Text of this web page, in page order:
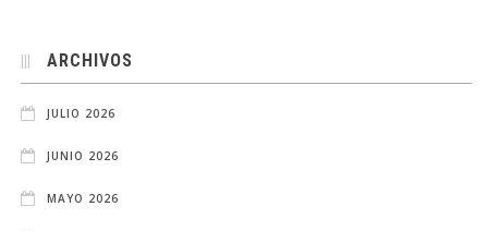
ARCHIVOS
JULIO 2026
JUNIO 2026
MAYO 2026